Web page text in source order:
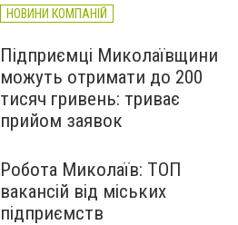
НОВИНИ КОМПАНІЙ
Підприємці Миколаївщини
можуть отримати до 200
тисяч гривень: триває
прийом заявок
Робота Миколаїв: ТОП
вакансій від міських
підприємств